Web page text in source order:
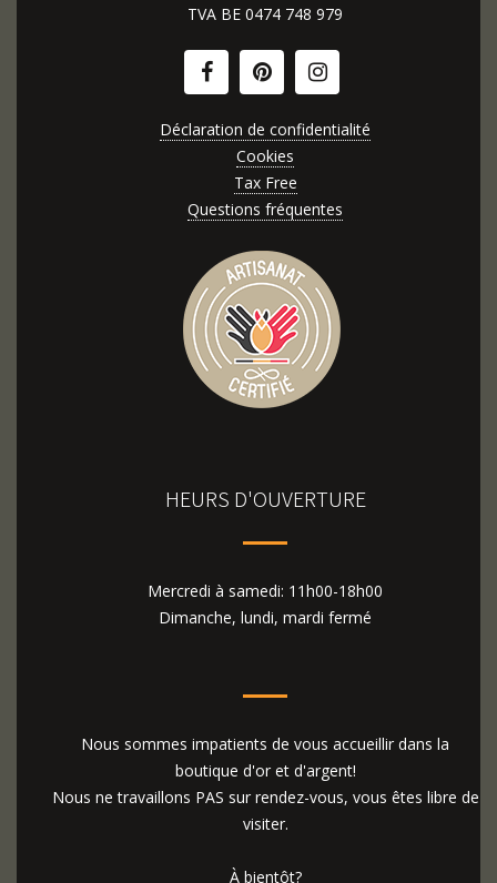
TVA BE 0474 748 979
Déclaration de confidentialité
Cookies
Tax Free
Questions fréquentes
HEURS D'OUVERTURE
Mercredi à samedi: 11h00-18h00
Dimanche, lundi, mardi fermé
Nous sommes impatients de vous accueillir dans la
boutique d'or et d'argent!
Nous ne travaillons PAS sur rendez-vous, vous êtes libre de
visiter.
À bientôt?